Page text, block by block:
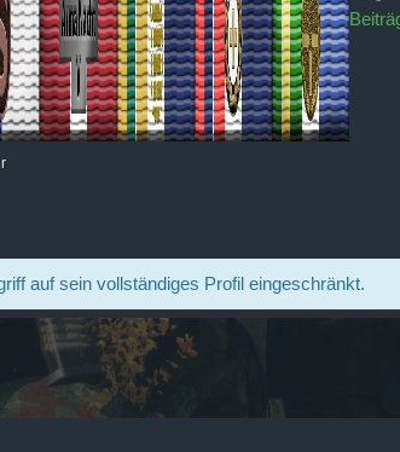
auf sein vollständiges Profil eingeschränkt.